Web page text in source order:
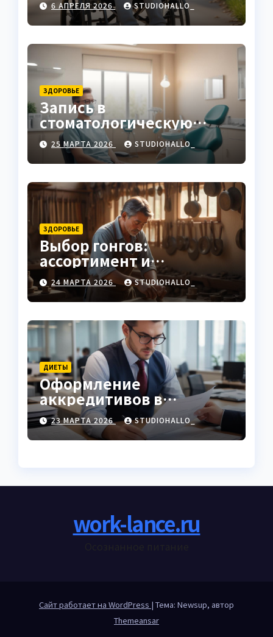
6 АПРЕЛЯ 2026 STUDIOHALLO_
ЗДОРОВЬЕ
Запись в
стоматологическую
клинику
25 МАРТА 2026 STUDIOHALLO_
ЗДОРОВЬЕ
Выбор гонгов:
ассортимент и
характеристики
24 МАРТА 2026 STUDIOHALLO_
ДИЕТЫ
Оформление
аккредитивов в
международной
торговле
23 МАРТА 2026 STUDIOHALLO_
work-lance.ru
Сайт работает на WordPress | Тема: Newsup, автор
Themeansar